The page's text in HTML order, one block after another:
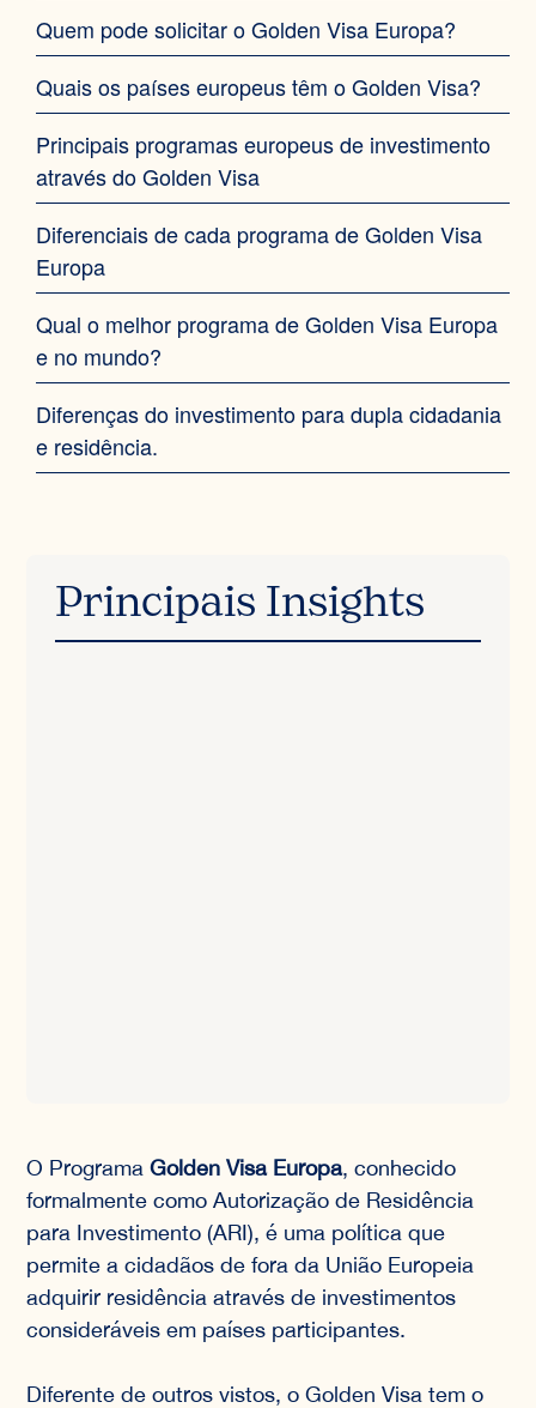
Quem pode solicitar o Golden Visa Europa?‍
Quais os países europeus têm o Golden Visa?‍
Principais programas europeus de investimento
através do Golden Visa
Diferenciais de cada programa de Golden Visa
Europa
Qual o melhor programa de Golden Visa Europa
e no mundo?‍
Diferenças do investimento para dupla cidadania
e residência.‍
Principais Insights
O ProgramaGolden Visa Europa, conhecido
formalmente como Autorização de Residência
para Investimento (ARI), é uma política que
permite a cidadãos de fora da União Europeia
adquirir residência através de investimentos
consideráveis em países participantes.
Diferente de outros vistos, o Golden Visa tem o